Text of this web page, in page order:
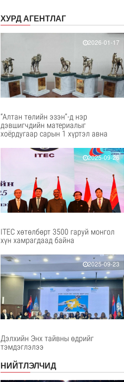
46 минутын өмнө
Хүннүгийн язгууртны
оршуулгын дурсгалт
Танин мэдэхүй
49 минутын өмнө
Манай улс Польш
улстай хөдөө аж ахуйн
Улс төр
55 минутын өмнө
Одон орны судлаачид
нарны гадаргын
хамгийн өндөр..
58 минутын өмнө
Боловсролын сайд
Л.Энх-Амгалан
"Pearson" компани..
1 цаг 2 минутын өмнө
Б.Сэмжидмаа:
Зөвшөөрлийн шинжтэй
103 бүртгэлээс ..
Нийгэм
1 цаг 20 минутын өмнө
Төмөр замчдын
мэргэжлийн өдөрт
зориулсан баяр на..
2 цаг 39 минутын өмнө
дахин ..
ХУРД АГЕНТЛАГ
2026-01-17
“Алтан төлийн эзэн”-д нэр
дэвшигчдийн материалыг
хоёрдугаар сарын 1 хүртэл авна
2025-09-26
ITEC хөтөлбөрт 3500 гаруй монгол
хүн хамрагдаад байна
2025-09-23
Дэлхийн Энх тайвны өдрийг
тэмдэглэлээ
НИЙТЛЭЛЧИД